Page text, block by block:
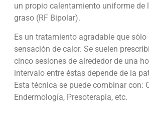
un propio calentamiento uniforme de
graso (RF Bipolar).
Es un tratamiento agradable que sólo
sensación de calor. Se suelen
cinco sesiones de alrededor de una
intervalo entre éstas depende de la
Esta técnica se puede combinar con:
Endermología, Presoterapia, etc.